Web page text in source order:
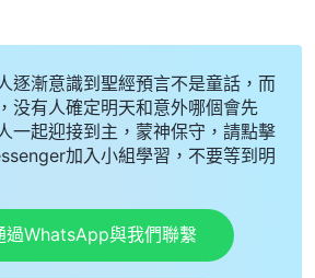
逐漸意識到聖經預言不是童話，而
没有人確定明天和意外哪個會先
一起迎接到主，蒙神保守，請點擊
加入小組學習，不要等到明
過WhatsApp與我們聯繫